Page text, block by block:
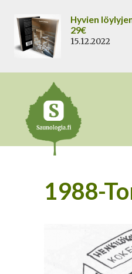
sisältöön
Hyvien
29€
15.12.2022
1988-